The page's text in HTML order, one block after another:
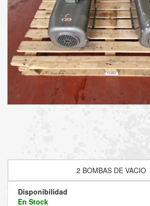
2 BOMBAS DE VACIO
Disponibilidad
En Stock